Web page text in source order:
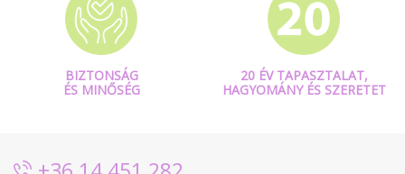
BIZTONSÁG
ÉS MINŐSÉG
20 ÉV TAPASZTALAT,
HAGYOMÁNY ÉS SZERETET